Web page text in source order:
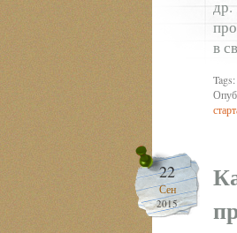
в
Tags:
22
Сен
2015